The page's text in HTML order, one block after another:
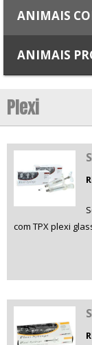
ANIMAIS
ANIMAIS
Plexi
com TPX plexi